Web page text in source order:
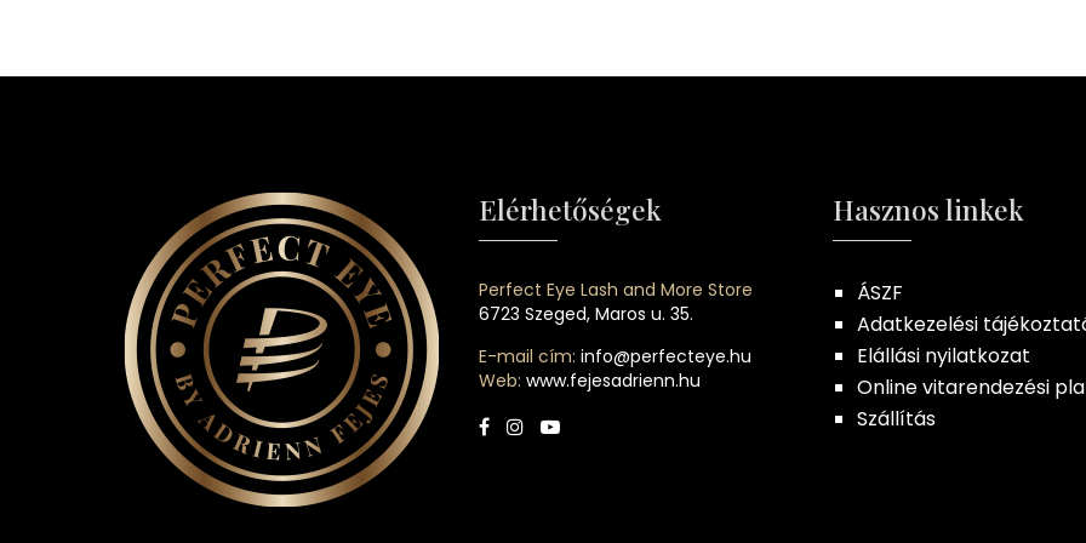
Elérhetőségek
Perfect Eye Lash and More Store
6723 Szeged, Maros u. 35.
E-mail cím: info@perfecteye.hu
Web: www.fejesadrienn.hu
Hasznos linkek
ÁSZF
Adatkezelési
Elállási nyilatkozat
Online vitarendezési
Szállítás